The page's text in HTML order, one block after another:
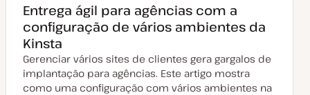
e
a
t
u
i
a
ç
o
Entrega ágil para agências com a
configuração de vários ambientes da
Kinsta
Gerenciar vários sites de clientes gera gargalos de
implantação para agências. Este artigo mostra
como uma configuração com vários ambientes na